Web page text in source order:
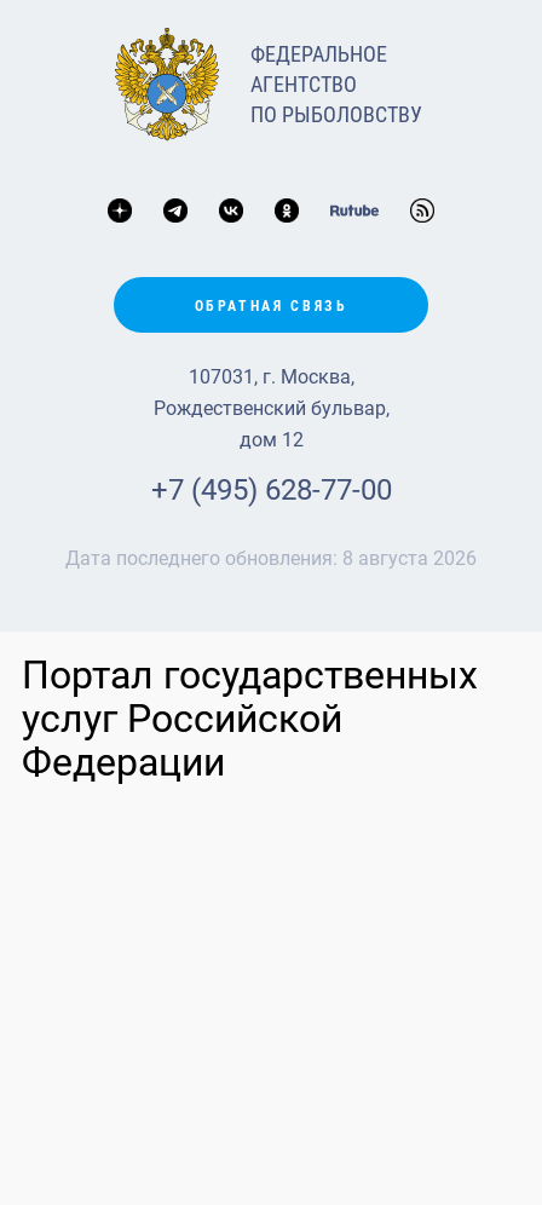
ФЕДЕРАЛЬНОЕ
АГЕНТСТВО
ПО РЫБОЛОВСТВУ
ОБРАТНАЯ СВЯЗЬ
107031, г. Москва,
Рождественский бульвар,
дом 12
+7 (495) 628-77-00
Дата последнего обновления: 8 августа 2026
Портал государственных
услуг Российской
Федерации